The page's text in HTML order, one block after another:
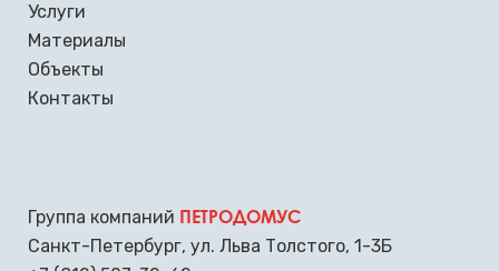
Услуги
Материалы
Объекты
Контакты
Группа компаний ПЕТРОДОМУС
Санкт-Петербург, ул. Льва Толстого, 1-3Б